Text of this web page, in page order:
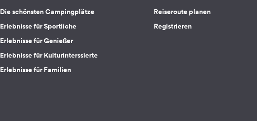
Die schönsten Campingplätze
Erlebnisse für Sportliche
Erlebnisse für Genießer
Erlebnisse für Kulturinterssierte
Erlebnisse für Familien
Reiseroute planen
Registrieren